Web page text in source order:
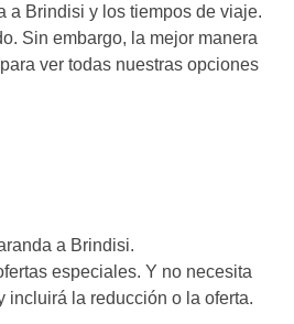
a Brindisi y los tiempos de viaje.
Sin embargo, la mejor manera
ver todas nuestras opciones
a Brindisi.
especiales. Y no necesita
incluirá la reducción o la oferta.